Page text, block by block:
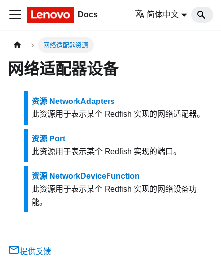
Docs 简体中文
网络适配器资源
网络适配器设备
资源 NetworkAdapters
此资源用于表示某个 Redfish 实现的网络适配器。
资源 Port
此资源用于表示某个 Redfish 实现的端口。
资源 NetworkDeviceFunction
此资源用于表示某个 Redfish 实现的网络设备功
能。
提供反馈